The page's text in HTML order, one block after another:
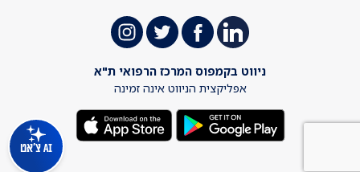
AI צ'אט
ניווט בקמפוס המרכז הרפואי ת"א
אפליקצית הניווט אינה זמינה